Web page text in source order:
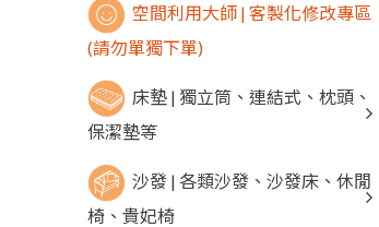
空間利用大師 | 客製化修改專區
(請勿單獨下單)
床墊 | 獨立筒、連結式、枕頭、
保潔墊等
沙發 | 各類沙發、沙發床、休閒
椅、貴妃椅